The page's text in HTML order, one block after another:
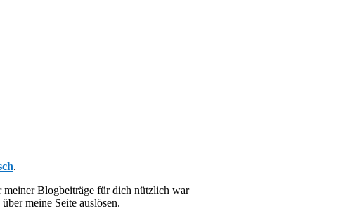
.
meiner Blogbeiträge für dich nützlich war
über meine Seite auslösen.